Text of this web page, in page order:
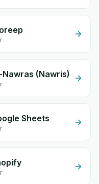
(Nawris)
Sheets